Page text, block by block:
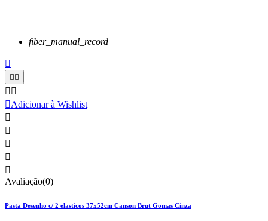
fiber_manual_record


 
Adicionar à Wishlist





Avaliação(0)
Pasta Desenho c/ 2 elasticos 37x52cm Canson Brut Gomas Cinza